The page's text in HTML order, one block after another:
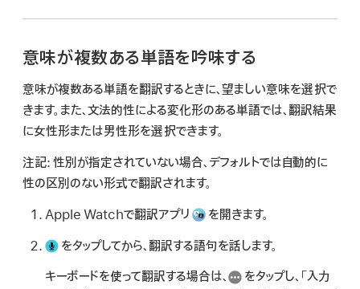
意味が複数ある単語を吟味する
意味が複数ある単語を翻訳するときに、望ましい意味を選択で
きます。また、文法的性による変化形のある単語では、翻訳結果
に女性形または男性形を選択できます。
注記: 性別が指定されていない場合、デフォルトでは自動的に
性の区別のない形式で翻訳されます。
Apple Watchで翻訳アプリ
を開きます。
をタップしてから、翻訳する語句を話します。
キーボードを使って翻訳する場合は、
をタップし、「入力